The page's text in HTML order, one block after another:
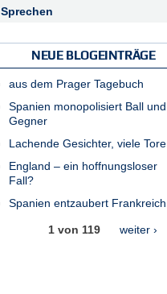
Sprechen
NEUE BLOGEINTRÄGE
aus dem Prager Tagebuch
Spanien monopolisiert Ball und
Gegner
Lachende Gesichter, viele Tore
England – ein hoffnungsloser
Fall?
Spanien entzaubert Frankreich
1 von 119 weiter ›